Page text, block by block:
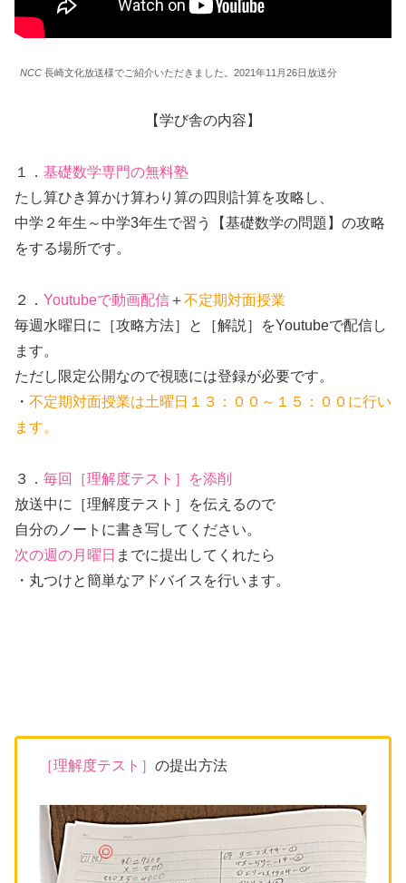
NCC 長崎文化放送様でご紹介いただきました。2021年11月26日放送分
【学び舎の内容】
１． 基礎数学専門の無料塾
たし算ひき算かけ算わり算の四則計算を攻略し、
中学２年生～中学3年生で習う【基礎数学の問題】の攻略
をする場所です。
２． Youtubeで動画配信 ＋不定期対面授業
毎週水曜日に［攻略方法］と［解説］をYoutubeで配信し
ます。
ただし限定公開なので視聴には登録が必要です。
・ 不定期対面授業は土曜日１３：００～１５：００に行い
ます。
３． 毎回［理解度テスト］を添削
放送中に［理解度テスト］を伝えるので
自分のノートに書き写してください。
次の週の月曜日 までに提出してくれたら
・丸つけと簡単なアドバイスを行います。
［理解度テスト］ の提出方法